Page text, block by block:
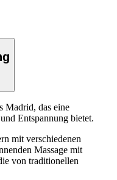
Madrid, das eine
Entspannung bietet.
mit verschiedenen
Massage mit
von traditionellen